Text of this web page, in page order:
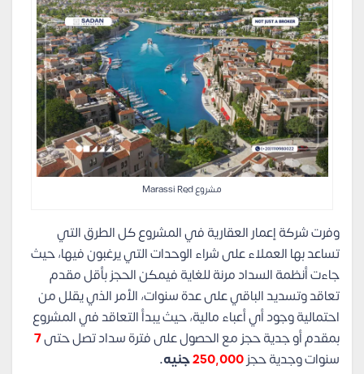
مشروع Marassi Red
وفرت شركة إعمار العقارية في المشروع كل الطرق التي
تساعد بها العملاء على شراء الوحدات التي يرغبون فيها، حيث
جاءت أنظمة السداد مرنة للغاية فيمكن الحجز بأقل مقدم
تعاقد وتسديد الباقي على عدة سنوات، الأمر الذي يقلل من
احتمالية وجود أي أعباء مالية، حيث يبدأ التعاقد في المشروع
بمقدم أو جدية حجز مع الحصول على فترة سداد تصل حتى7
سنوات وجدية حجز
جنيه.